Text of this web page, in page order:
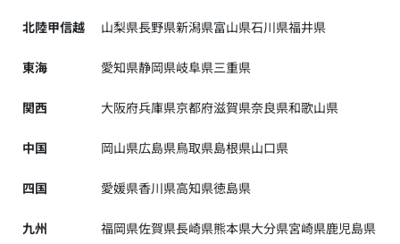
北陸甲信越 山梨県長野県新潟県富山県石川県福井県
東海 愛知県静岡県岐阜県三重県
関西 大阪府兵庫県京都府滋賀県奈良県和歌山県
中国 岡山県広島県鳥取県島根県山口県
四国 愛媛県香川県高知県徳島県
九州 福岡県佐賀県長崎県熊本県大分県宮崎県鹿児島県